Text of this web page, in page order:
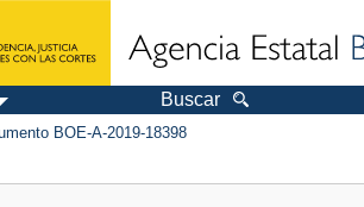
Buscar
BOE-A-2019-18398